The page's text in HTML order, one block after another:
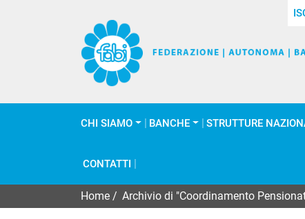
CHI SIAMO BANCHE STRUTTURE
CONTATTI
Home Archivio di "Coordinamento